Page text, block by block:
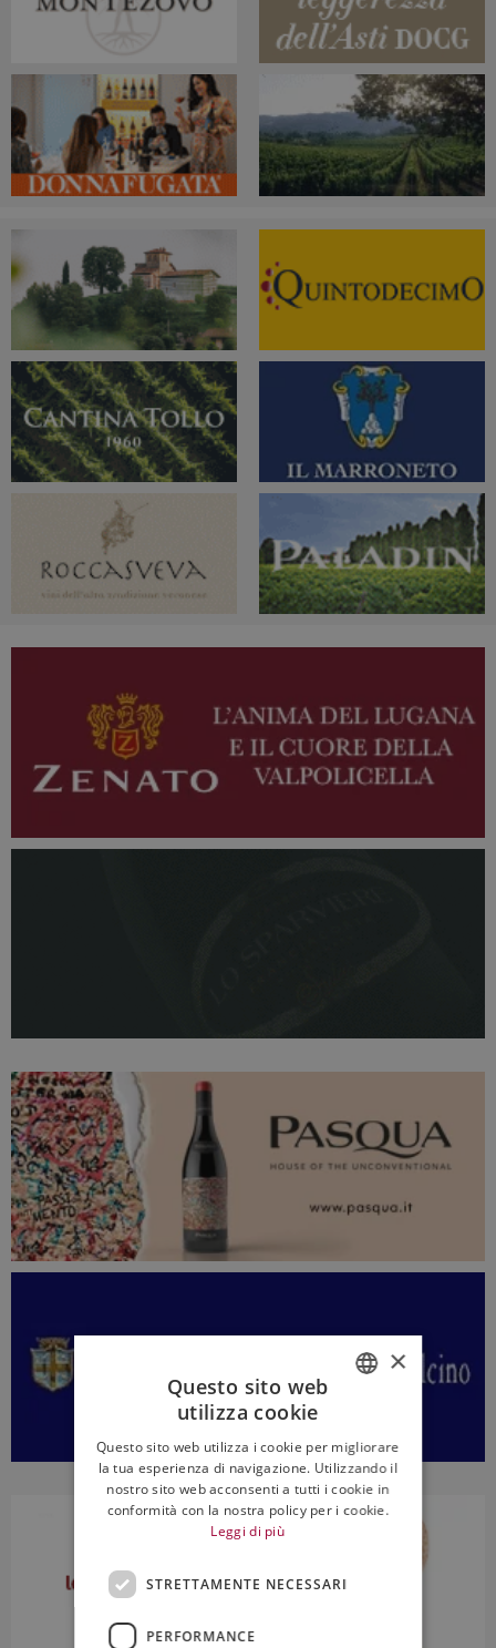
ENGLISH
×
Questo sito web
utilizza cookie
Questo sito web utilizza i cookie per migliorare
la tua esperienza di navigazione. Utilizzando il
nostro sito web acconsenti a tutti i cookie in
conformità con la nostra policy per i cookie.
Leggi di più
STRETTAMENTE NECESSARI
PERFORMANCE